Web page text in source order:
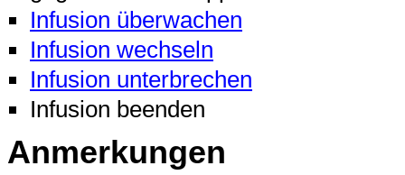
Infusion überwachen
Infusion wechseln
Infusion unterbrechen
Infusion beenden
Anmerkungen